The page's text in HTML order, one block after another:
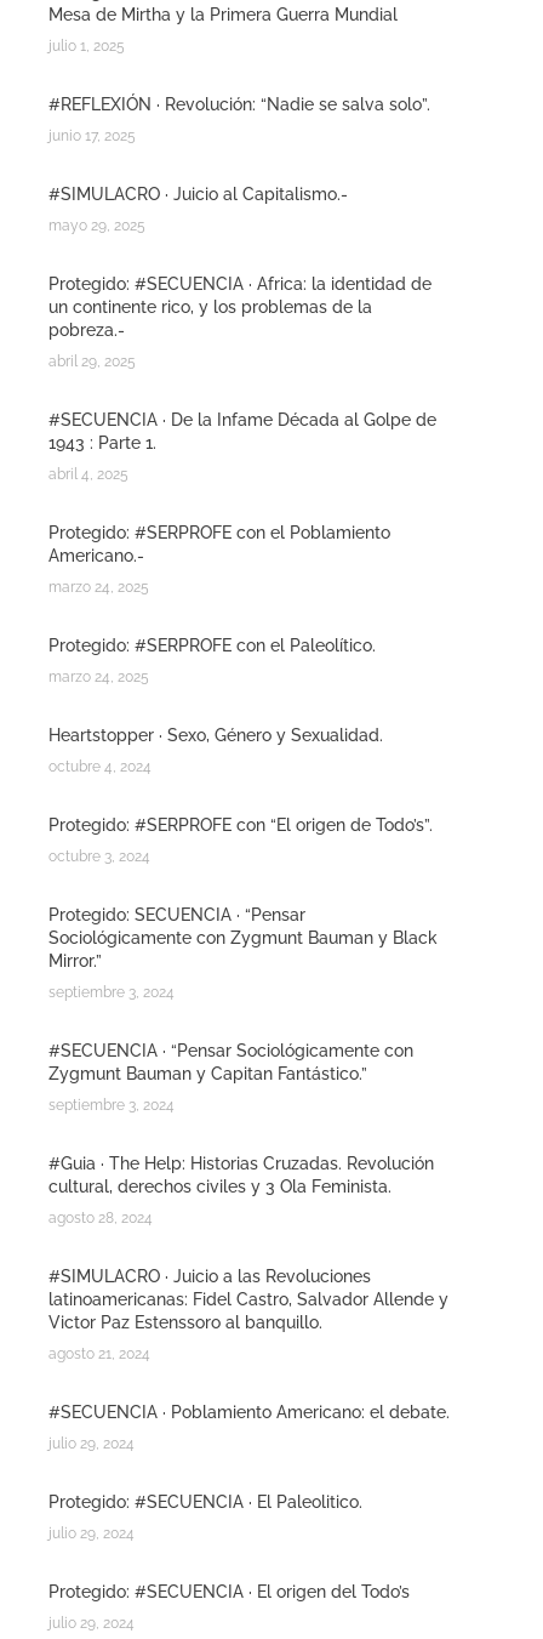
Mesa de Mirtha y la Primera Guerra Mundial
julio 1, 2025
#REFLEXIÓN · Revolución: “Nadie se salva solo”.
junio 17, 2025
#SIMULACRO · Juicio al Capitalismo.-
mayo 29, 2025
Protegido: #SECUENCIA · Africa: la identidad de
un continente rico, y los problemas de la
pobreza.-
abril 29, 2025
#SECUENCIA · De la Infame Década al Golpe de
1943 : Parte 1.
abril 4, 2025
Protegido: #SERPROFE con el Poblamiento
Americano.-
marzo 24, 2025
Protegido: #SERPROFE con el Paleolítico.
marzo 24, 2025
Heartstopper · Sexo, Género y Sexualidad.
octubre 4, 2024
Protegido: #SERPROFE con “El origen de Todo’s”.
octubre 3, 2024
Protegido: SECUENCIA · “Pensar
Sociológicamente con Zygmunt Bauman y Black
Mirror.”
septiembre 3, 2024
#SECUENCIA · “Pensar Sociológicamente con
Zygmunt Bauman y Capitan Fantástico.”
septiembre 3, 2024
#Guia · The Help: Historias Cruzadas. Revolución
cultural, derechos civiles y 3 Ola Feminista.
agosto 28, 2024
#SIMULACRO · Juicio a las Revoluciones
latinoamericanas: Fidel Castro, Salvador Allende y
Victor Paz Estenssoro al banquillo.
agosto 21, 2024
#SECUENCIA · Poblamiento Americano: el debate.
julio 29, 2024
Protegido: #SECUENCIA · El Paleolitico.
julio 29, 2024
Protegido: #SECUENCIA · El origen del Todo’s
julio 29, 2024